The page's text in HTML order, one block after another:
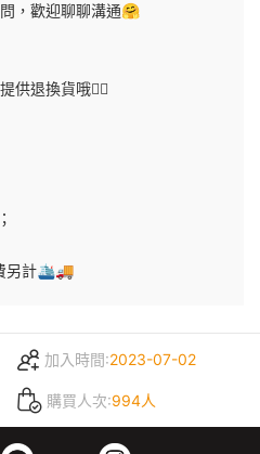
，歡迎聊聊溝通🤗
供退換貨哦🙅‍♀️
另計🛳🚚
加入時間:2023-07-02
購買人次:994人